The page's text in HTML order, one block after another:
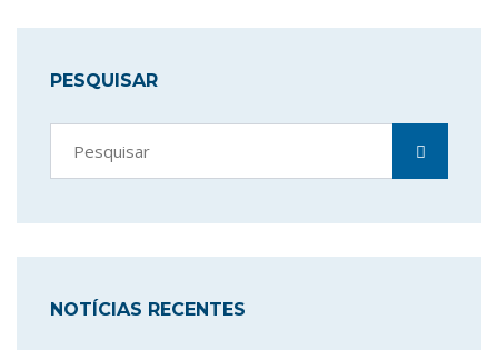
PESQUISAR
NOTÍCIAS RECENTES